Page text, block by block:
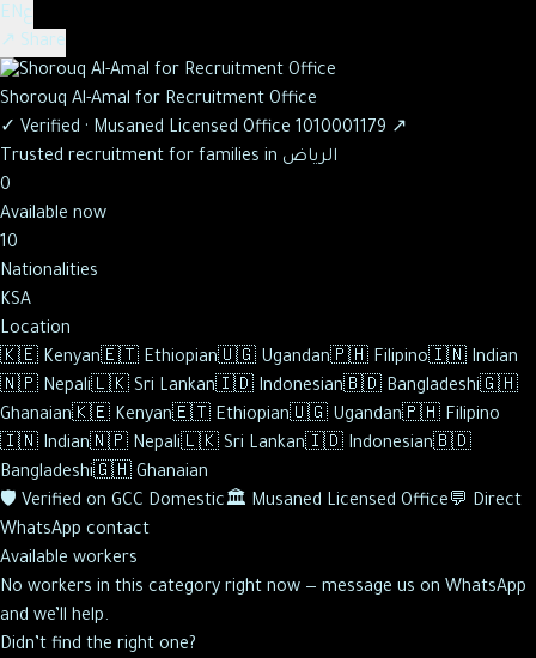
ENع
↗ Share
Shorouq Al-Amal for Recruitment Office
✓ Verified · Musaned Licensed Office 1010001179 ↗
Trusted recruitment for families in الرياض
0
Available now
10
Nationalities
KSA
Location
🇰🇪 Kenyan🇪🇹 Ethiopian🇺🇬 Ugandan🇵🇭 Filipino🇮🇳 Indian
🇳🇵 Nepali🇱🇰 Sri Lankan🇮🇩 Indonesian🇧🇩 Bangladeshi🇬🇭
Ghanaian🇰🇪 Kenyan🇪🇹 Ethiopian🇺🇬 Ugandan🇵🇭 Filipino
🇮🇳 Indian🇳🇵 Nepali🇱🇰 Sri Lankan🇮🇩 Indonesian🇧🇩
Bangladeshi🇬🇭 Ghanaian
🛡️ Verified on GCC Domestic🏛️ Musaned Licensed Office💬 Direct
WhatsApp contact
Available workers
No workers in this category right now — message us on WhatsApp
and we’ll help.
Didn’t find the right one?